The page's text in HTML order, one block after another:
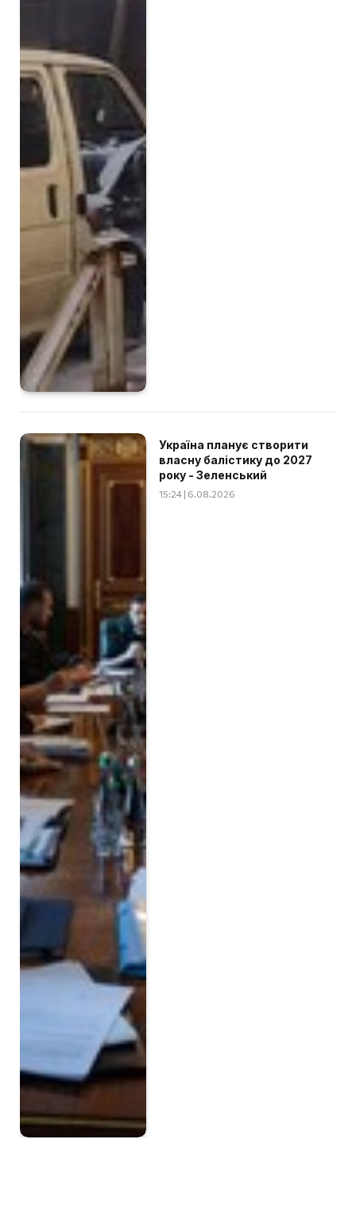
Україна планує створити
власну балістику до 2027
року - Зеленський
15:24 | 6.08.2026